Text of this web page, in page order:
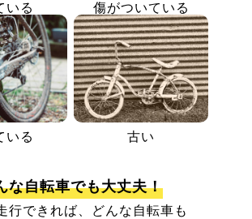
いる 傷がついている
いる 古い
な自転車でも大丈夫！
行できれば、どんな自転車も